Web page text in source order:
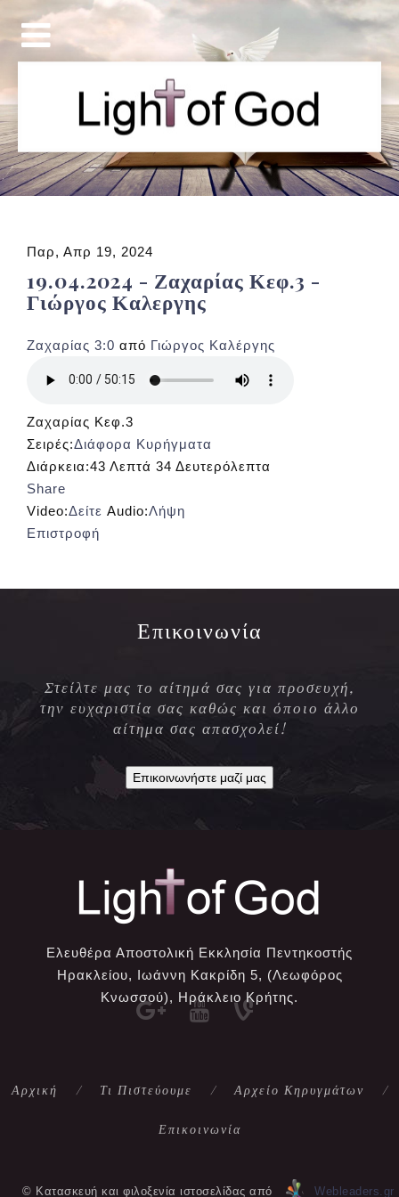
Παρ, Απρ 19, 2024
19.04.2024 - Ζαχαρίας Κεφ.3 -
Γιώργος Καλεργης
Ζαχαρίας 3:0 από Γιώργος Καλέργης
Ζαχαρίας Κεφ.3
Σειρές:Διάφορα Κυρήγματα
Διάρκεια:43 Λεπτά 34 Δευτερόλεπτα
Share
Video:Δείτε Audio:Λήψη
Επιστροφή
Επικοινωνία
Στείλτε μας το αίτημά σας για προσευχή,
την ευχαριστία σας καθώς και όποιο άλλο
αίτημα σας απασχολεί!
Επικοινωνήστε μαζί μας
Ελευθέρα Αποστολική Εκκλησία Πεντηκοστής
Ηρακλείου, Ιωάννη Κακρίδη 5, (Λεωφόρος
Κνωσσού), Ηράκλειο Κρήτης.
Αρχική Τι Πιστεύουμε Αρχείο Κηρυγμάτων
Επικοινωνία
© Κατασκευή και φιλοξενία ιστοσελίδας από Webleaders.gr